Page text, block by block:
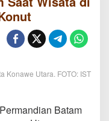
Konawe Utara. FOTO: IST
Batam